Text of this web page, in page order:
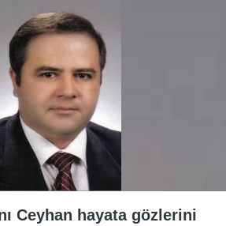
Ceyhan hayata gözlerini